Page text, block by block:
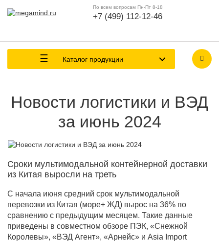
По всем вопросам Пн-Пт 8-18
+7 (499) 112-12-46
Каталог продукции
Новости логистики и ВЭД
за июнь 2024
Сроки мультимодальной контейнерной доставки
из Китая выросли на треть
С начала июня средний срок мультимодальной
перевозки из Китая (море+ ЖД) вырос на 36% по
сравнению с предыдущим месяцем. Такие данные
приведены в совместном обзоре ПЭК, «Снежной
Королевы», «ВЭД Агент», «Арнейс» и Asia Import